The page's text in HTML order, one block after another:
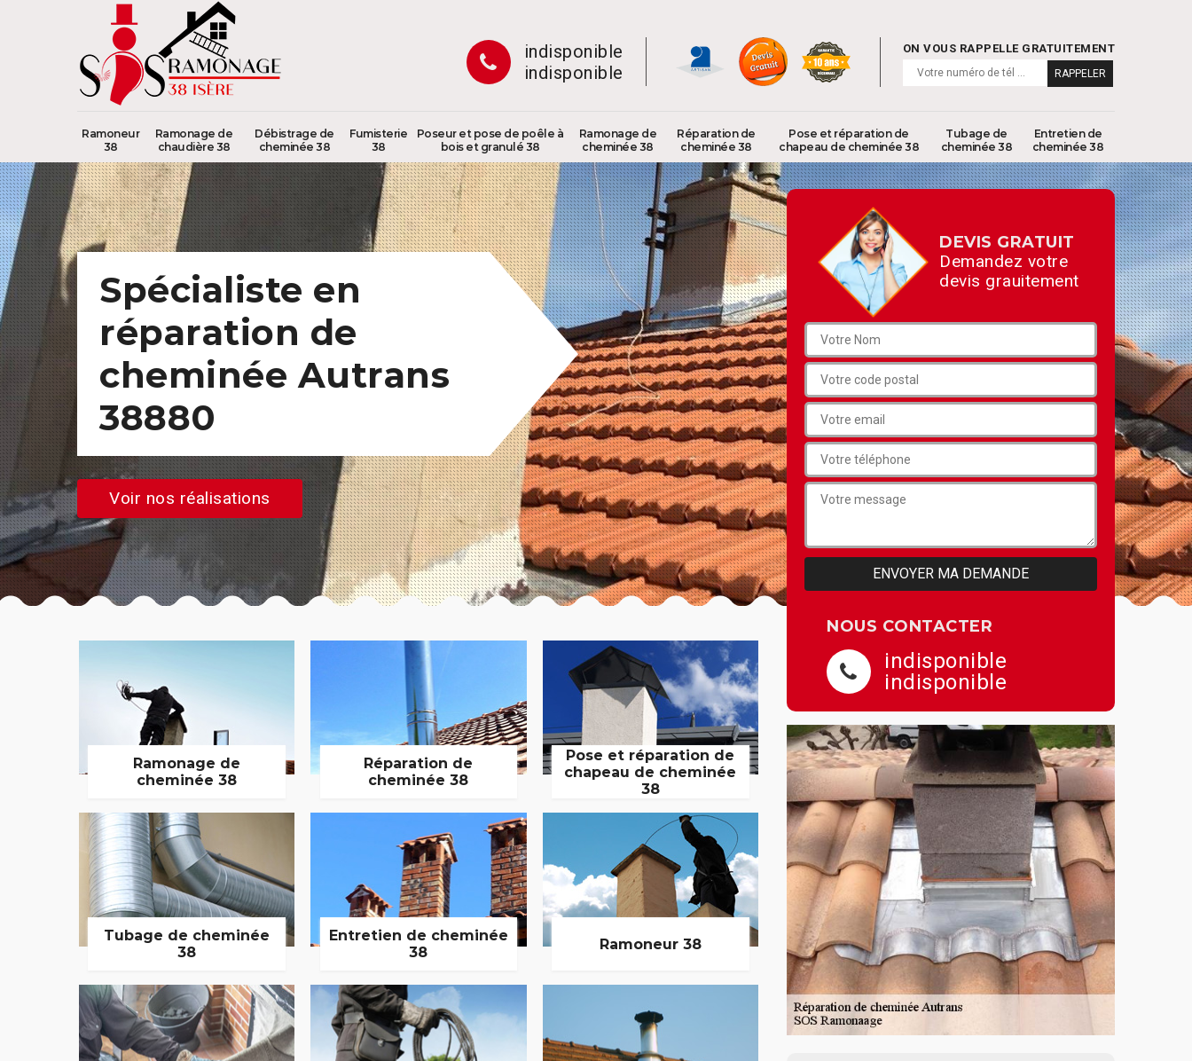
indisponible
indisponible
ON VOUS RAPPELLE GRATUITEMENT
Ramoneur
38
Ramonage de
chaudière 38
Débistrage de
cheminée 38
Fumisterie
38
Poseur et pose de poêle à
bois et granulé 38
Ramonage de
cheminée 38
Réparation de
cheminée 38
Pose et réparation de
chapeau de cheminée 38
Tubage de
cheminée 38
Entretien de
cheminée 38
Spécialiste en
réparation de
cheminée Autrans
38880
Voir nos réalisations
Ramonage de
cheminée 38
Réparation de
cheminée 38
Pose et réparation de
chapeau de cheminée
38
Tubage de cheminée
38
Entretien de cheminée
38
Ramoneur 38
DEVIS GRATUIT
Demandez votre
devis grauitement
NOUS CONTACTER
indisponible
indisponible